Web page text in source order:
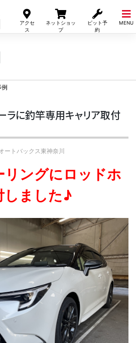
アクセ
ス
ネットショッ
プ
ピット予
約
MENU
例
ラに釣竿専用キャリア取付
ートバックス東神奈川
リングにロッドホ
しました♪